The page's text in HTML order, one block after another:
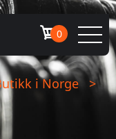
0
i Norge
>